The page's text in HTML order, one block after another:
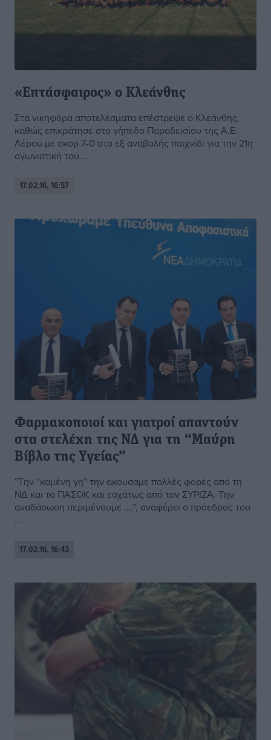
«Επτάσφαιρος» ο Κλεάνθης
Στα νικηφόρα αποτελέσματα επέστρεψε ο Κλεάνθης,
καθώς επικράτησε στο γήπεδο Παραδεισίου της Α.Ε.
Λέρου με σκορ 7-0 στο εξ αναβολής παιχνίδι για την 21η
αγωνιστική του ...
17.02.16, 16:57
Φαρμακοποιοί και γιατροί απαντούν
στα στελέχη της ΝΔ για τη “Μαύρη
Βίβλο της Υγείας”
“Την “καμένη γη” την ακούσαμε πολλές φορές από τη
ΝΔ και το ΠΑΣΟΚ και εσχάτως από τον ΣΥΡΙΖΑ. Την
αναδάσωση περιμένουμε ….”, αναφέρει ο πρόεδρος του
...
17.02.16, 16:43